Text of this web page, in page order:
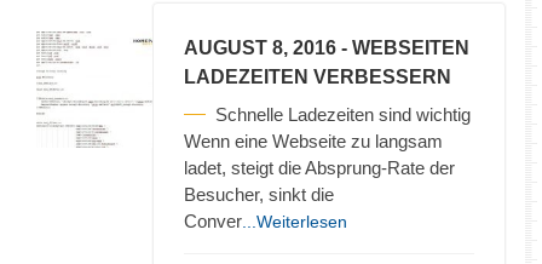
AUGUST 8, 2016 - WEBSEITEN
LADEZEITEN VERBESSERN
Schnelle Ladezeiten sind wichtig
Wenn eine Webseite zu langsam
ladet, steigt die Absprung-Rate der
Besucher, sinkt die
Conver ...Weiterlesen